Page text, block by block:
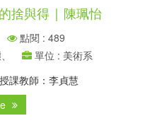
捨與得 | 陳珮怡
點閱 : 489
單位 : 美術系
課教師：李貞慧